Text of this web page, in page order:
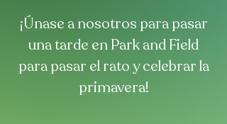
¡Únase a nosotros para pasar
una tarde en Park and Field
para pasar el rato y celebrar la
primavera!